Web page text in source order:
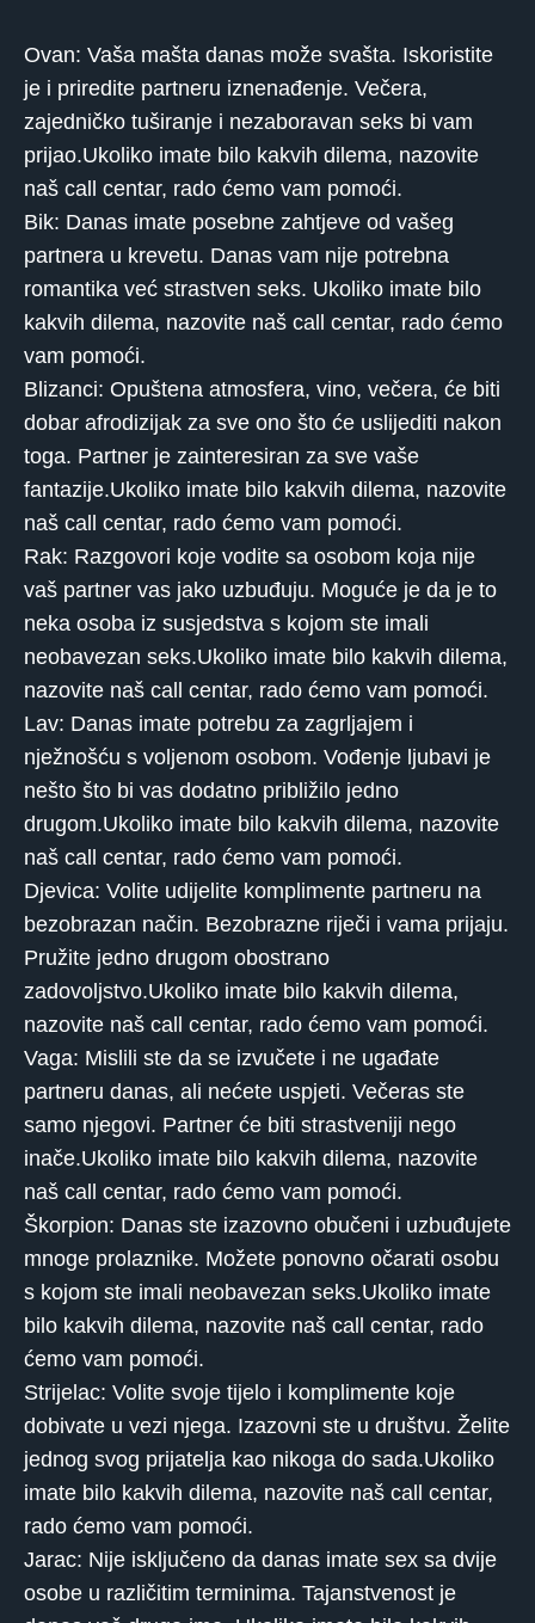
Ovan: Vaša mašta danas može svašta. Iskoristite
je i priredite partneru iznenađenje. Večera,
zajedničko tuširanje i nezaboravan seks bi vam
prijao.Ukoliko imate bilo kakvih dilema, nazovite
naš call centar, rado ćemo vam pomoći.
Bik: Danas imate posebne zahtjeve od vašeg
partnera u krevetu. Danas vam nije potrebna
romantika već strastven seks. Ukoliko imate bilo
kakvih dilema, nazovite naš call centar, rado ćemo
vam pomoći.
Blizanci: Opuštena atmosfera, vino, večera, će biti
dobar afrodizijak za sve ono što će uslijediti nakon
toga. Partner je zainteresiran za sve vaše
fantazije.Ukoliko imate bilo kakvih dilema, nazovite
naš call centar, rado ćemo vam pomoći.
Rak: Razgovori koje vodite sa osobom koja nije
vaš partner vas jako uzbuđuju. Moguće je da je to
neka osoba iz susjedstva s kojom ste imali
neobavezan seks.Ukoliko imate bilo kakvih dilema,
nazovite naš call centar, rado ćemo vam pomoći.
Lav: Danas imate potrebu za zagrljajem i
nježnošću s voljenom osobom. Vođenje ljubavi je
nešto što bi vas dodatno približilo jedno
drugom.Ukoliko imate bilo kakvih dilema, nazovite
naš call centar, rado ćemo vam pomoći.
Djevica: Volite udijelite komplimente partneru na
bezobrazan način. Bezobrazne riječi i vama prijaju.
Pružite jedno drugom obostrano
zadovoljstvo.Ukoliko imate bilo kakvih dilema,
nazovite naš call centar, rado ćemo vam pomoći.
Vaga: Mislili ste da se izvučete i ne ugađate
partneru danas, ali nećete uspjeti. Večeras ste
samo njegovi. Partner će biti strastveniji nego
inače.Ukoliko imate bilo kakvih dilema, nazovite
naš call centar, rado ćemo vam pomoći.
Škorpion: Danas ste izazovno obučeni i uzbuđujete
mnoge prolaznike. Možete ponovno očarati osobu
s kojom ste imali neobavezan seks.Ukoliko imate
bilo kakvih dilema, nazovite naš call centar, rado
ćemo vam pomoći.
Strijelac: Volite svoje tijelo i komplimente koje
dobivate u vezi njega. Izazovni ste u društvu. Želite
jednog svog prijatelja kao nikoga do sada.Ukoliko
imate bilo kakvih dilema, nazovite naš call centar,
rado ćemo vam pomoći.
Jarac: Nije isključeno da danas imate sex sa dvije
osobe u različitim terminima. Tajanstvenost je